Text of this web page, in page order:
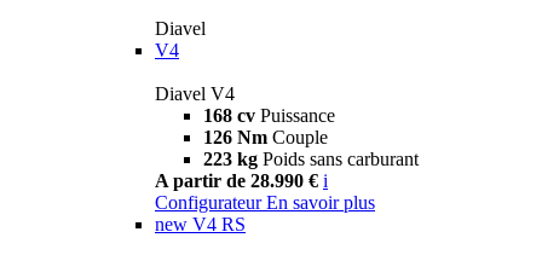
Diavel
V4
Diavel V4
168 cv Puissance
126 Nm Couple
223 kg Poids sans carburant
A partir de 28.990 € i
Configurateur En savoir plus
new V4 RS